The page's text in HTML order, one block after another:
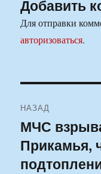
Добавить
Для отправки
авторизоваться.
по
записям
НАЗАД
Предыдущая
запись:
МЧС
Прикамья,